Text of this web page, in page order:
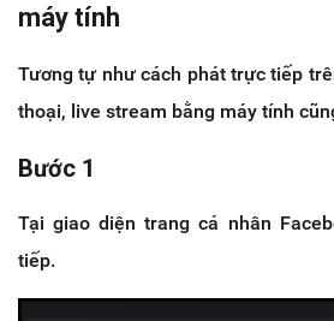
máy tính
Tương tự như cách phát trực tiếp
thoại, live stream bằng máy tính
Bước 1
Tại giao diện trang cá nhân
tiếp.